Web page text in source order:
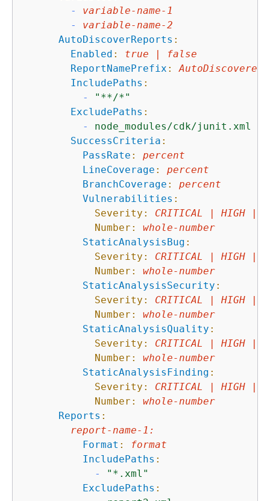
-
variable-name-1
-
variable-name-2
AutoDiscoverReports :
Enabled : true |
false
ReportNamePrefix :
AutoDiscovered
IncludePaths :
-
"**/*"
ExcludePaths :
-
node_modules/cdk/junit.xml
SuccessCriteria :
PassRate :
percent
LineCoverage :
percent
BranchCoverage :
percent
Vulnerabilities :
Severity:
CRITICAL | HIGH |
Number:
whole-number
StaticAnalysisBug :
Severity:
CRITICAL | HIGH |
Number:
whole-number
StaticAnalysisSecurity :
Severity:
CRITICAL | HIGH |
Number:
whole-number
StaticAnalysisQuality :
Severity:
CRITICAL | HIGH |
Number:
whole-number
StaticAnalysisFinding :
Severity:
CRITICAL | HIGH |
Number:
whole-number
Reports :
report-name-1 :
Format :
format
IncludePaths :
-
"*.xml"
ExcludePaths :